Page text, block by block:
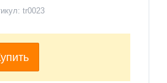
tr0023